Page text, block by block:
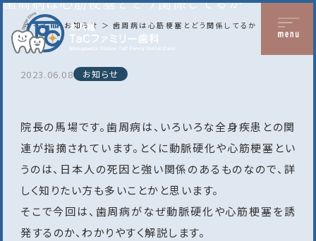
ホーム お知らせ 歯周病は心筋梗塞とどう関係してるか
2023.06.08 お知らせ
院長の馬場です。歯周病は、いろいろな全身疾患との関
連が指摘されています。とくに動脈硬化や心筋梗塞とい
うのは、日本人の死因と強い関係のあるものなので、詳
しく知りたい方も多いことかと思います。
そこで今回は、歯周病がなぜ動脈硬化や心筋梗塞を誘
発するのか、わかりやすく解説します。